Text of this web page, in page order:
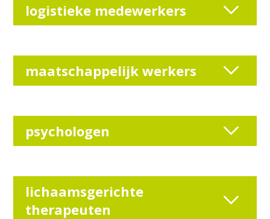
logistieke medewerkers
maatschappelijk werkers
psychologen
lichaamsgerichte
therapeuten